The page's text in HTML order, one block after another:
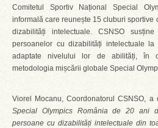
Comitetul Sportiv Național Special
informală care reunește 15 cluburi sportive
dizabilități intelectuale. CSNSO
persoanelor cu dizabilități intelectuale
adaptate nivelului lor de abilități, în
metodologia mișcării globale Special
Viorel Mocanu, Coordonatorul CSNSO, a
Special Olympics România de 20 ani
persoane cu dizabilități intelectuale din